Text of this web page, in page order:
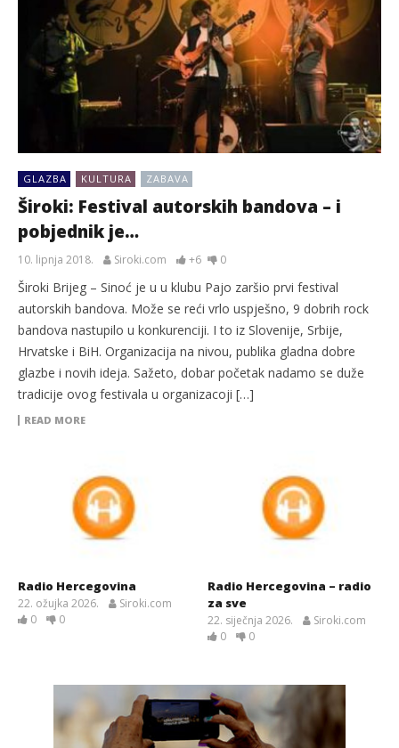
GLAZBA KULTURA ZABAVA
Široki: Festival autorskih bandova – i
pobjednik je…
10. lipnja 2018. Siroki.com +6 0
Široki Brijeg – Sinoć je u u klubu Pajo zaršio prvi festival
autorskih bandova. Može se reći vrlo uspješno, 9 dobrih rock
bandova nastupilo u konkurenciji. I to iz Slovenije, Srbije,
Hrvatske i BiH. Organizacija na nivou, publika gladna dobre
glazbe i novih ideja. Sažeto, dobar početak nadamo se duže
tradicije ovog festivala u organizacoji […]
READ MORE
Radio Hercegovina
22. ožujka 2026.
Siroki.com
0
0
Radio Hercegovina – radio
za sve
22. siječnja 2026.
Siroki.com
0
0